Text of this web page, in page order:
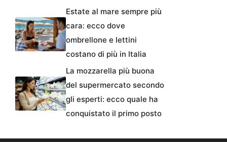
Estate al mare sempre più
cara: ecco dove
ombrellone e lettini
costano di più in Italia
La mozzarella più buona
del supermercato secondo
gli esperti: ecco quale ha
conquistato il primo posto